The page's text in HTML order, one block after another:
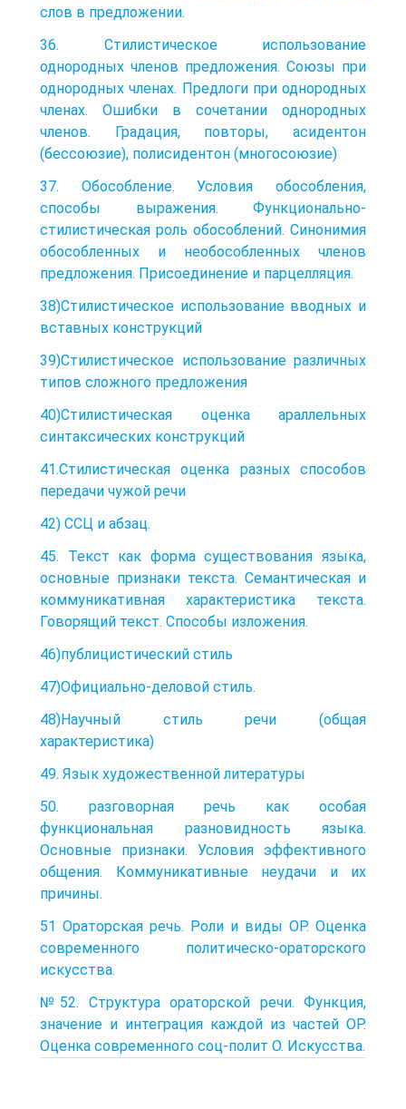
слов в предложении.
36. Стилистическое использование
однородных членов предложения. Союзы при
однородных членах. Предлоги при однородных
членах. Ошибки в сочетании однородных
членов. Градация, повторы, асидентон
(бессоюзие), полисидентон (многосоюзие)
37. Обособление. Условия обособления,
способы выражения. Функционально-
стилистическая роль обособлений. Синонимия
обособленных и необособленных членов
предложения. Присоединение и парцелляция.
38)Стилистическое использование вводных и
вставных конструкций
39)Стилистическое использование различных
типов сложного предложения
40)Стилистическая оценка араллельных
синтаксических конструкций
41.Стилистическая оценка разных способов
передачи чужой речи
42) ССЦ и абзац.
45. Текст как форма существования языка,
основные признаки текста. Семантическая и
коммуникативная характеристика текста.
Говорящий текст. Способы изложения.
46)публицистический стиль
47)Официально-деловой стиль.
48)Научный стиль речи (общая
характеристика)
49. Язык художественной литературы
50. разговорная речь как особая
функциональная разновидность языка.
Основные признаки. Условия эффективного
общения. Коммуникативные неудачи и их
причины.
51 Ораторская речь. Роли и виды ОР. Оценка
современного политическо-ораторского
искусства.
№52. Структура ораторской речи. Функция,
значение и интеграция каждой из частей ОР.
Оценка современного соц-полит О. Искусства.